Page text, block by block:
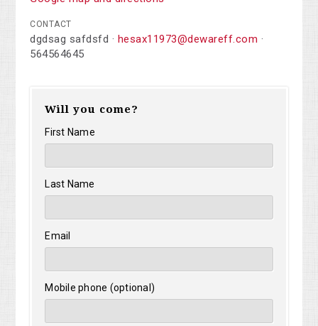
CONTACT
dgdsag safdsfd · hesax11973@dewareff.com ·
564564645
Will you come?
First Name
Last Name
Email
Mobile phone (optional)